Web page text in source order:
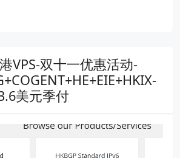
VPS-双十一优惠活动-
美元季付